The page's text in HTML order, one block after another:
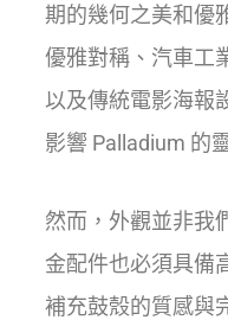
期的幾何之美和優
優雅對稱、汽車工
以及傳統電影海報
影響 Palladium 的
然而，外觀並非我
金配件也必須具備
補充鼓殼的質感與